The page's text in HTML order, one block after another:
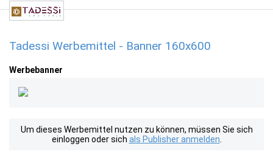
Tadessi Werbemittel - Banner 160x600
Werbebanner
Um dieses Werbemittel nutzen zu können, müssen Sie sich
einloggen oder sich als Publisher anmelden